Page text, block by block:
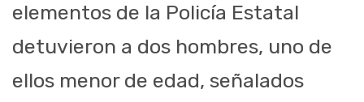
elementos de la Policía Estatal
detuvieron a dos hombres, uno de
ellos menor de edad, señalados